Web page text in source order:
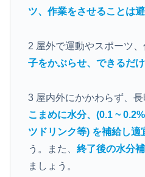
ツ、作業をさせることは
2 屋外で運動やスポーツ、
子をかぶらせ、できるだ
3 屋内外にかかわらず、長
こまめに水分、(0.1 ~
ツドリンク等) を補給し適
う。また、 終了後の水分
ましょう。